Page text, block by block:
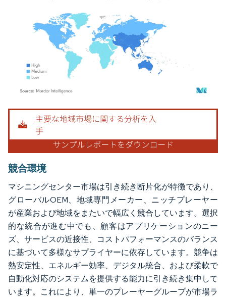
画像 © Mordor Intelligence。再利用にはCC BY 4.0の表示が必要です。
競合環境
マシニングセンター市場は引き続き断片化が特徴であり、
グローバルOEM、地域専門メーカー、ニッチプレーヤー
が産業および地域をまたいで幅広く競合しています。選択
的な統合が進む中でも、顧客はアプリケーションのニー
ズ、サービスの近接性、コストパフォーマンスのバランス
に基づいて多様なサプライヤーに依存しています。競争は
熱安定性、エネルギー効率、デジタル統合、および柔軟で
自動化対応のシステムを提供する能力に引き続き集中して
います。これにより、単一のプレーヤーグループが市場ラ